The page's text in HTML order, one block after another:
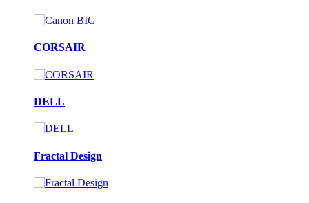
CORSAIR
DELL
Fractal Design